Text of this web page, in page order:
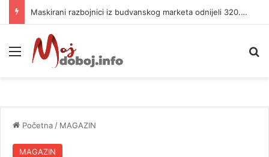
Maskirani razbojnici iz budvanskog marketa odnijeli 320.000 evra
Meni
Početna / MAGAZIN
MAGAZIN